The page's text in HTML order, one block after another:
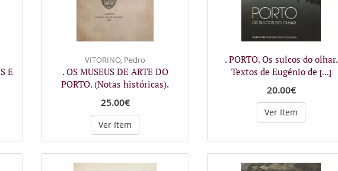
E
VITORINO, Pedro
. OS MUSEUS DE ARTE DO
PORTO. (Notas históricas).
25.00€
Ver Item
. PORTO. Os sulcos do olhar.
Textos de Eugénio de [...]
20.00€
Ver Item